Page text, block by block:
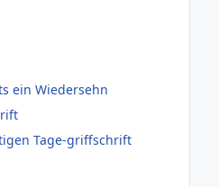
ein Wiedersehn
Tage-griffschrift